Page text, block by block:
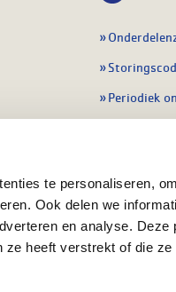
te personaliseren,
Ook delen we
en analyse. Deze
heeft verstrekt of die
Periodiek
Preventie
Alle